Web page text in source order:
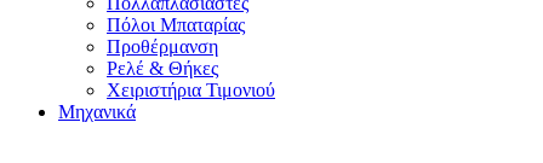
Πόλοι Μπαταρίας
Προθέρμανση
Ρελέ & Θήκες
Χειριστήρια Τιμονιού
Μηχανικά